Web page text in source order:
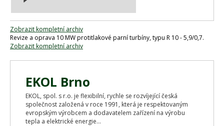
Zobrazit kompletní archiv
Revize a oprava 10 MW protitlakové parní turbíny, typu R 10 - 5,9/0,7.
Zobrazit kompletní archiv
EKOL Brno
EKOL, spol. s r.o. je flexibilní, rychle se rozvíjející česká
společnost založená v roce 1991, která je respektovaným
evropským výrobcem a dodavatelem zařízení na výrobu
tepla a elektrické energie...